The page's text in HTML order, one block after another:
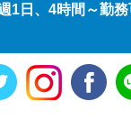
1日、4時間～勤